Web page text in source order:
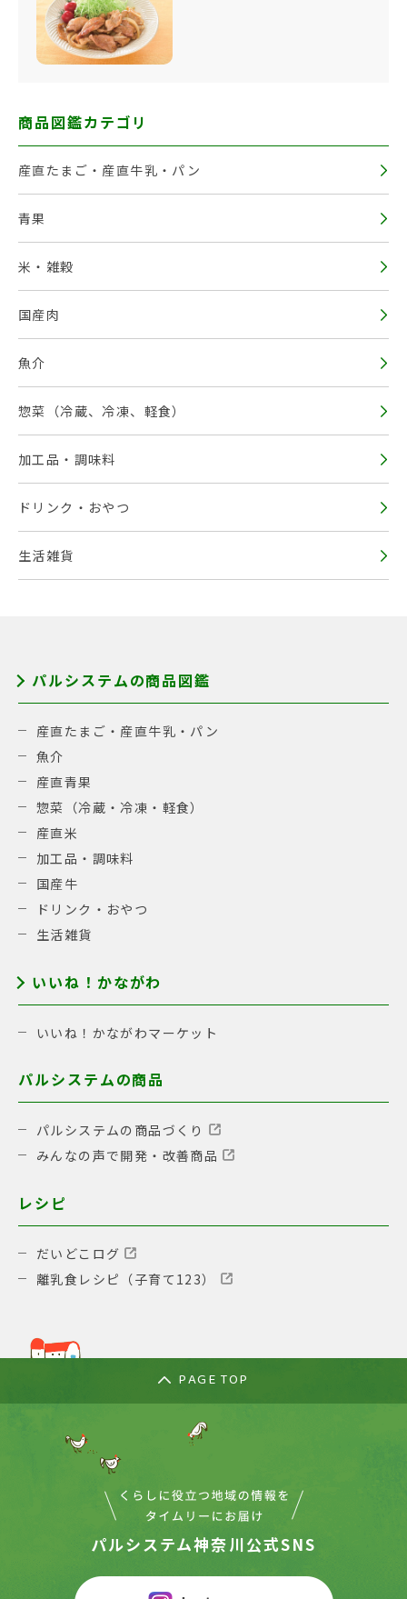
商品図鑑カテゴリ
産直たまご・産直牛乳・パン
青果
米・雑穀
国産肉
魚介
惣菜（冷蔵、冷凍、軽食）
加工品・調味料
ドリンク・おやつ
生活雑貨
パルシステムの商品図鑑
産直たまご・産直牛乳・パン
魚介
産直青果
惣菜（冷蔵・冷凍・軽食）
産直米
加工品・調味料
国産牛
ドリンク・おやつ
生活雑貨
いいね！かながわ
いいね！かながわマーケット
パルシステムの商品
パルシステムの商品づくり
みんなの声で開発・改善商品
レシピ
だいどこログ
離乳食レシピ（子育て123）
PAGE TOP
パルシステム神奈川公式SNS